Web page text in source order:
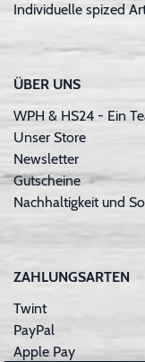
Individuelle spized
ÜBER UNS
WPH & HS24 - Ein
Unser Store
Newsletter
Gutscheine
Nachhaltigkeit und
ZAHLUNGSARTEN
Twint
PayPal
Apple Pay